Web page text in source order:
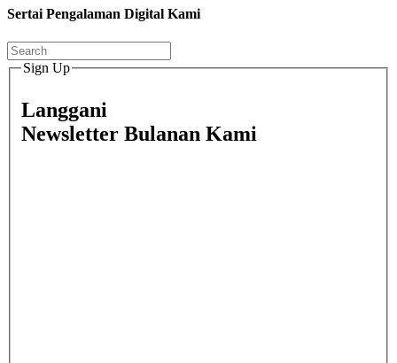
Sertai Pengalaman Digital Kami
Sign Up
Langgani
Newsletter Bulanan Kami